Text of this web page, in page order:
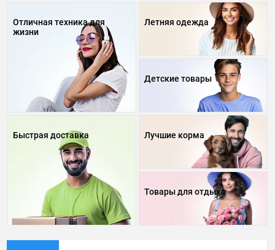
Отличная техника для
жизни
Летняя одежда
Детские товары
Быстрая доставка Лучшие корма
Товары для отдыха